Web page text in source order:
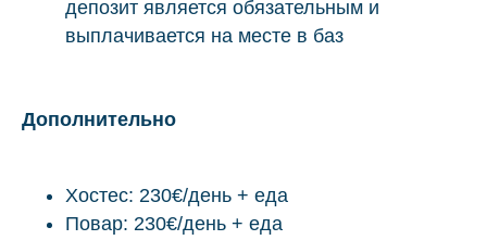
депозит является обязательным и
выплачивается на месте в баз
Дополнительно
Хостес: 230€/день + еда
Повар: 230€/день + еда